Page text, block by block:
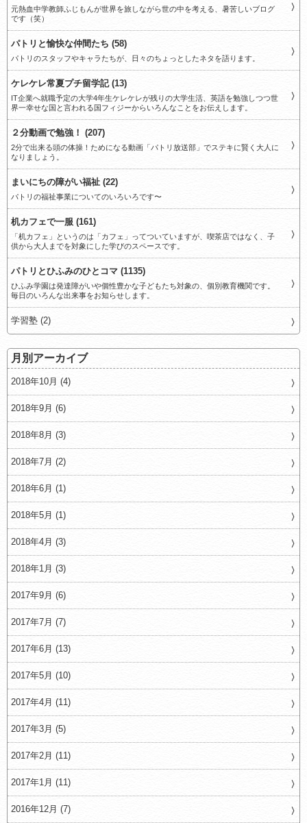
元熱血中学教師ふじもんが世界を旅しながら世の中を考える、暑苦しいブログ
です（笑）
パトリと愉快な仲間たち (58)
パトリのスタッフやキャラたちが、日々のちょっとしたネタを語ります。
ケレケレ常夏プチ留学記 (13)
IT企業へ就職予定の大学4年生ケレケレが残りの大学生活、英語を勉強しつつ世
界一幸せな国と言われる国フィジーからいろんなことをお伝えします。
２分動画で勉強！ (207)
2分で出来る頭の体操！ためになる動画「パトリ放送部」でステキに賢く大人に
なりましょう。
まいにちの障がい福祉 (22)
パトリの福祉事業についてのいろいろです〜
机カフェで一服 (161)
「机カフェ」というのは「カフェ」ってついていますが、喫茶店ではなく、子
供から大人までを対象にした学びのスペースです。
パトリとひふみのひとコマ (1135)
ひふみ学園は発達障がいや個性豊かな子どもたち対象の、個別教育機関です。
毎日のいろんな出来事をお知らせします。
学習塾 (2)
月別アーカイブ
2018年10月 (4)
2018年9月 (6)
2018年8月 (3)
2018年7月 (2)
2018年6月 (1)
2018年5月 (1)
2018年4月 (3)
2018年1月 (3)
2017年9月 (6)
2017年7月 (7)
2017年6月 (13)
2017年5月 (10)
2017年4月 (11)
2017年3月 (5)
2017年2月 (11)
2017年1月 (11)
2016年12月 (7)